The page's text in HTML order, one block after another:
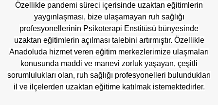
Özellikle pandemi süreci içerisinde uzaktan eğitimlerin
yaygınlaşması, bize ulaşamayan ruh sağlığı
profesyonellerinin Psikoterapi Enstitüsü bünyesinde
uzaktan eğitimlerin açılması talebini artırmıştır. Özellikle
Anadoluda hizmet veren eğitim merkezlerimize ulaşmaları
konusunda maddi ve manevi zorluk yaşayan, çeşitli
sorumlulukları olan, ruh sağlığı profesyonelleri bulundukları
il ve ilçelerden uzaktan eğitime katılmak istemektedirler.